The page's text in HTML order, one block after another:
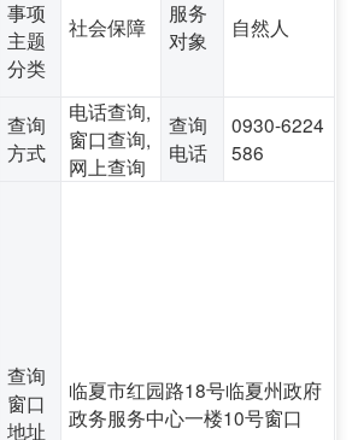
事项
主题
分类
社会保障
服务
对象
自然人
查询
方式
电话查询,
窗口查询,
网上查询
查询
电话
0930-6224
586
查询
窗口
地址
临夏市红园路18号临夏州政府
政务服务中心一楼10号窗口